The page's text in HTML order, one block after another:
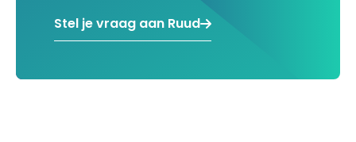
Stel je vraag aan Ruud